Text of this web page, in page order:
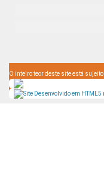
O inteiro teor deste site está